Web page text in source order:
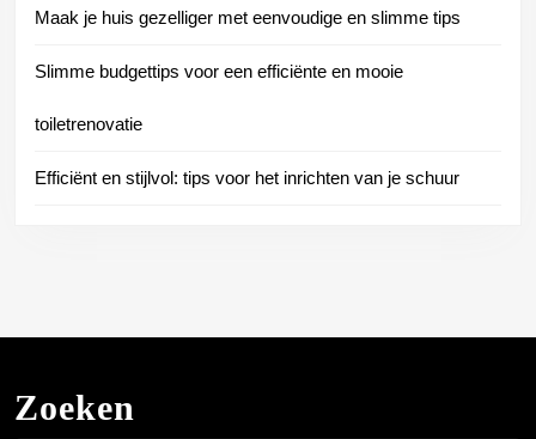
Maak je huis gezelliger met eenvoudige en slimme tips
Slimme budgettips voor een efficiënte en mooie
toiletrenovatie
Efficiënt en stijlvol: tips voor het inrichten van je schuur
Zoeken